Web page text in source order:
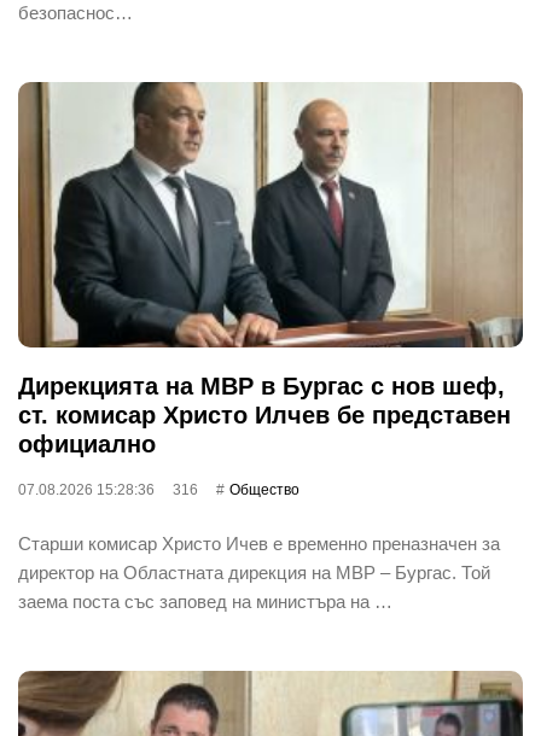
безопаснос…
Дирекцията на МВР в Бургас с нов шеф,
ст. комисар Христо Илчев бе представен
официално
07.08.2026 15:28:36 316 Общество
Старши комисар Христо Ичев е временно преназначен за
директор на Областната дирекция на МВР – Бургас. Той
заема поста със заповед на министъра на …